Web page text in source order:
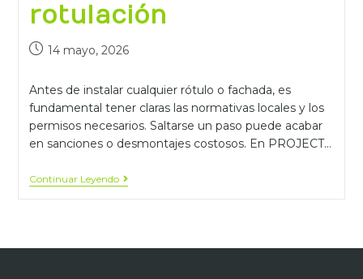
rotulación
14 mayo, 2026
Antes de instalar cualquier rótulo o fachada, es
fundamental tener claras las normativas locales y los
permisos necesarios. Saltarse un paso puede acabar
en sanciones o desmontajes costosos. En PROJECT…
Continuar Leyendo